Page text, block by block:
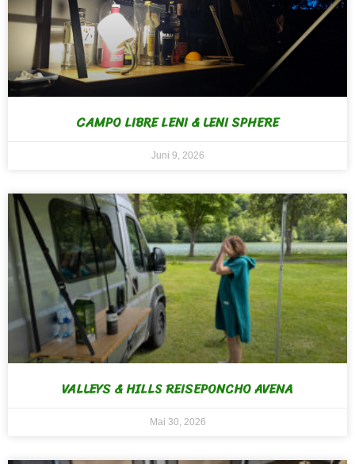
CAMPO LIBRE LENI & LENI SPHERE
Juni 9, 2026
VALLEYS & HILLS REISEPONCHO AVENA
Mai 30, 2026